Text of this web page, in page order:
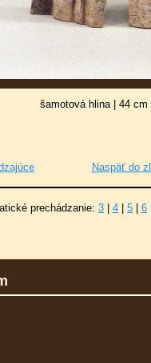
šamotová hlina | 44 cm
Naspäť do
prechádzanie: 3 4 5 6